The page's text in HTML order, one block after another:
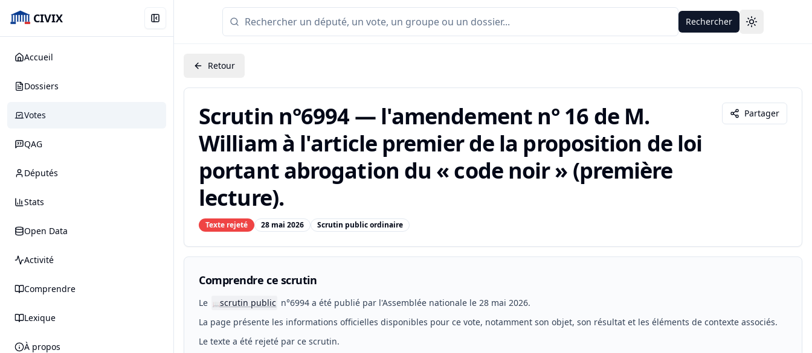
CIVIX
Accueil
Dossiers
Votes
QAG
Députés
Stats
Open Data
Activité
Comprendre
Lexique
À propos
Rechercher Toggle theme
Retour
Scrutin n°6994 — l'amendement n° 16 de M.
William à l'article premier de la proposition de loi
portant abrogation du « code noir » (première
lecture).
Texte rejeté 28 mai 2026 Scrutin public ordinaire
Partager
Comprendre ce scrutin
Le 📖scrutin public n°6994 a été publié par l'Assemblée nationale le 28 mai 2026.
La page présente les informations officielles disponibles pour ce vote, notamment son objet, son résultat et les éléments de contexte associés.
Le texte a été rejeté par ce scrutin.